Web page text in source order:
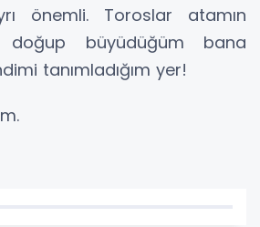
önemli. Toroslar atamın
büyüdüğüm bana
tanımladığım yer!